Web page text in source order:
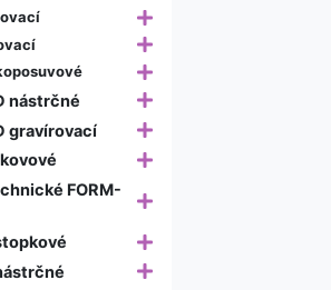
nástrčné
gravírovací
FORM-